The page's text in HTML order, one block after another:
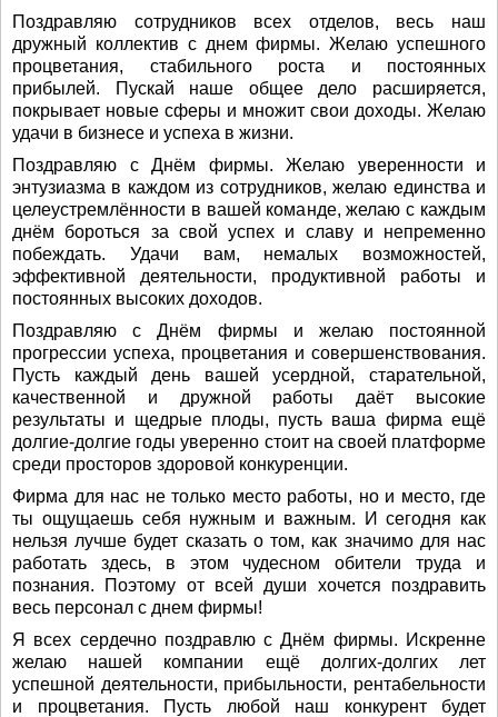
Поздравляю сотрудников всех отделов, весь наш
дружный коллектив с днем фирмы. Желаю успешного
процветания, стабильного роста и постоянных
прибылей. Пускай наше общее дело расширяется,
покрывает новые сферы и множит свои доходы. Желаю
удачи в бизнесе и успеха в жизни.
Поздравляю с Днём фирмы. Желаю уверенности и
энтузиазма в каждом из сотрудников, желаю единства и
целеустремлённости в вашей команде, желаю с каждым
днём бороться за свой успех и славу и непременно
побеждать. Удачи вам, немалых возможностей,
эффективной деятельности, продуктивной работы и
постоянных высоких доходов.
Поздравляю с Днём фирмы и желаю постоянной
прогрессии успеха, процветания и совершенствования.
Пусть каждый день вашей усердной, старательной,
качественной и дружной работы даёт высокие
результаты и щедрые плоды, пусть ваша фирма ещё
долгие-долгие годы уверенно стоит на своей платформе
среди просторов здоровой конкуренции.
Фирма для нас не только место работы, но и место, где
ты ощущаешь себя нужным и важным. И сегодня как
нельзя лучше будет сказать о том, как значимо для нас
работать здесь, в этом чудесном обители труда и
познания. Поэтому от всей души хочется поздравить
весь персонал с днем фирмы!
Я всех сердечно поздравлю с Днём фирмы. Искренне
желаю нашей компании ещё долгих-долгих лет
успешной деятельности, прибыльности, рентабельности
и процветания. Пусть любой наш конкурент будет